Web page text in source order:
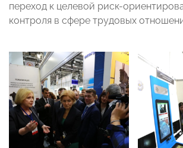
переход к целевой риск-
контроля в сфере трудовых